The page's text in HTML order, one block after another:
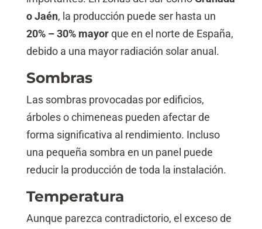
o Jaén, la producción puede ser hasta un
20% – 30% mayorque en el norte de España,
debido a una mayor radiación solar anual.
Sombras
Las sombras provocadas por edificios,
árboles o chimeneas pueden afectar de
forma significativa al rendimiento. Incluso
una pequeña sombra en un panel puede
reducir la producción de toda la instalación.
Temperatura
Aunque parezca contradictorio, el exceso de